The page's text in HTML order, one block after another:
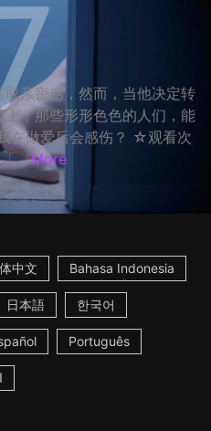
亲密感，然而，当他决定转
，那些形形色色的人们，能
在做爱后会感伤？ ☆观看次
... More
中文 Bahasa Indonesia
日本語 한국어
Português